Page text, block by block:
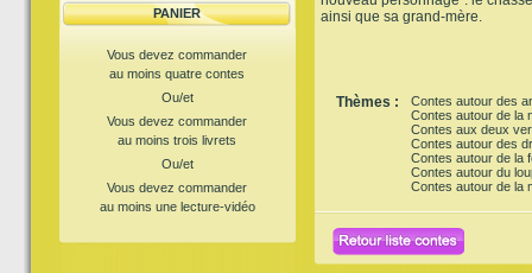
PANIER
Vous devez commander
au moins quatre contes
Ou/et
Vous devez commander
au moins trois livrets
Ou/et
Vous devez commander
au moins une lecture-vidéo
ainsi que sa grand-mère.
Thèmes :
Contes autour des
Contes autour de la
Contes aux deux
Contes autour des
Contes autour de la
Contes autour du
Contes autour de la